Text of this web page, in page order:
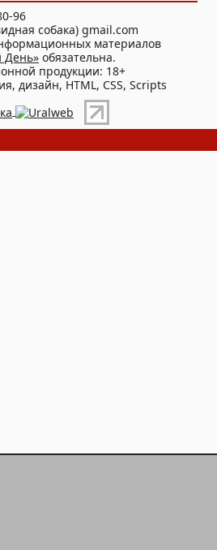
96
собака) gmail.com
материалов
День» обязательна.
продукции: 18+
дизайн, HTML, CSS, Scripts